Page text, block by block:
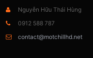
Nguyễn Hữu Thái Hùng
0912 588 787
contact@motchillhd.net